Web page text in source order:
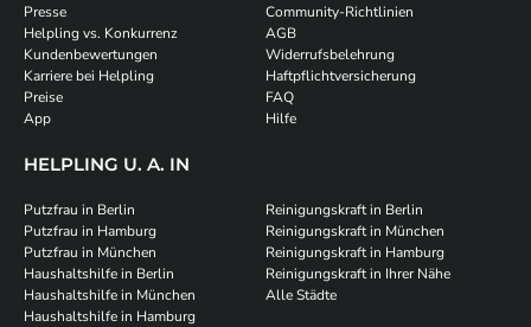
Presse
Helpling vs. Konkurrenz
Kundenbewertungen
Karriere bei Helpling
Preise
App
Community-Richtlinien
AGB
Widerrufsbelehrung
Haftpflichtversicherung
FAQ
Hilfe
HELPLING U. A. IN
Putzfrau in Berlin
Putzfrau in Hamburg
Putzfrau in München
Haushaltshilfe in Berlin
Haushaltshilfe in München
Haushaltshilfe in Hamburg
Reinigungskraft in Berlin
Reinigungskraft in München
Reinigungskraft in Hamburg
Reinigungskraft in Ihrer Nähe
Alle Städte